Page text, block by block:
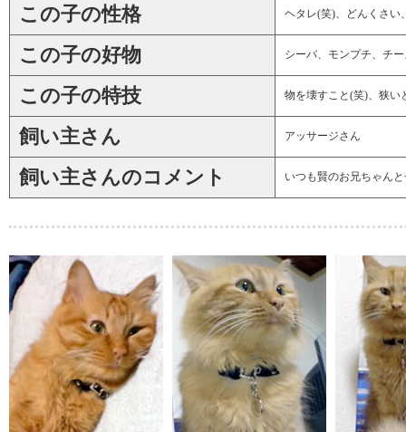
この子の性格 ヘタレ(笑)、どんくさい
この子の好物 シーバ、モンプチ、チ
この子の特技 物を壊すこと(笑)、狭い
飼い主さん アッサージさん
飼い主さんのコメント いつも賢のお兄ちゃん